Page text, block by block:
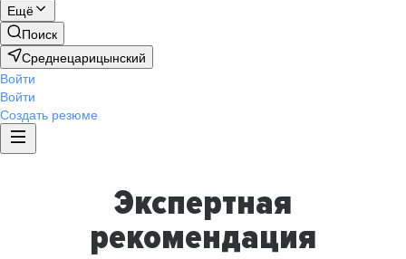
Ещё
Поиск
Среднецарицынский
Войти
Войти
Создать резюме
Экспертная
рекомендация